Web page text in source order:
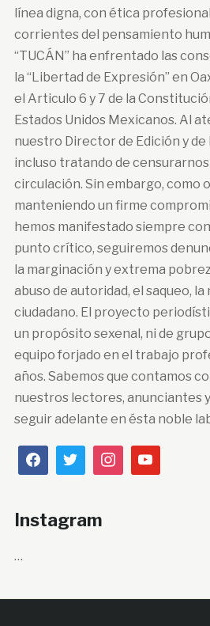
línea digna, con ética
corrientes del pensamiento
“TUCÁN” ha enfrentado las
la “Libertad de Expresión” en
el Articulo 6 y 7 de la
Estados Unidos Mexicanos. Al
nuestro Director de Edición y de
incluso tratando de
circulación. Sin embargo, como
manteniendo un firme
hemos manifestado siempre
punto crítico, seguiremos
la marginación y extrema
abuso de autoridad, el saqueo,
ciudadano. El proyecto
un propósito sexenal, ni de
equipo forjado en el trabajo
años. Sabemos que contamos
nuestros lectores, anunciantes
seguir adelante en ésta noble
Instagram
…